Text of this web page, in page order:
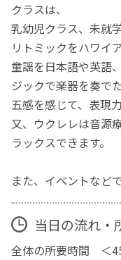
クラスは、
乳幼児クラス、未就
リトミックをハワイ
童謡を日本語や英語
ジックで楽器を奏で
五感を感じて、表現
又、ウクレレは音源
ラックスできます。
また、イベントなど
当日の流れ・
全体の所要時間 ＜